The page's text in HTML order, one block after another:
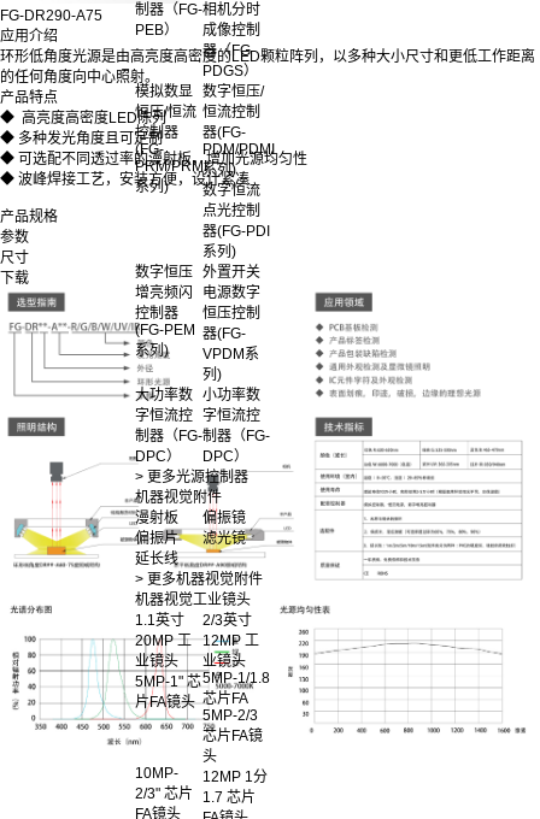
制器（FG-
PEB）
相机分时
成像控制
器（FG-
PDGS）
模拟数显
恒压/恒流
控制器
(FG-
PRM/PRMI
系列)
数字恒压/
恒流控制
器(FG-
PDM/PDMI
系列)
数字恒流
点光控制
器(FG-PDI
系列)
数字恒压
增亮频闪
控制器
(FG-PEM
系列)
外置开关
电源数字
恒压控制
器(FG-
VPDM系
列)
大功率数
字恒流控
制器（FG-
DPC）
小功率数
字恒流控
制器（FG-
DPC）
> 更多光源控制器
机器视觉附件
漫射板
偏振镜
偏振片
滤光镜
延长线
> 更多机器视觉附件
机器视觉工业镜头
1.1英寸
20MP 工
业镜头
2/3英寸
12MP 工
业镜头
5MP-1" 芯
片FA镜头
5MP-1/1.8
芯片FA
5MP-2/3
芯片FA镜
头
10MP-
2/3" 芯片
FA镜头
12MP 1分
1.7 芯片
FG-DR290-A75
应用介绍
环形低角度光源是由高亮度高密度的LED颗粒阵列，以多种大小尺寸和更低工作距离
的任何角度向中心照射。
产品特点
◆ 高亮度高密度LED陈列
◆ 多种发光角度且可定制
◆ 可选配不同透过率的漫射板，增加光源均匀性
◆ 波峰焊接工艺，安装方便，设计紧凑
产品规格
参数
尺寸
下载